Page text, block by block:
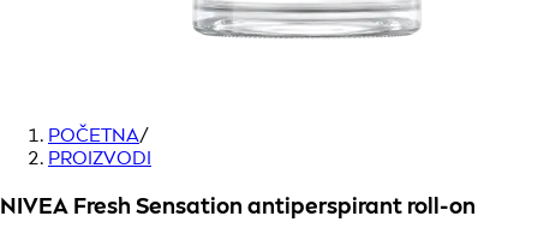
POČETNA/
PROIZVODI
NIVEA Fresh Sensation antiperspirant roll-on